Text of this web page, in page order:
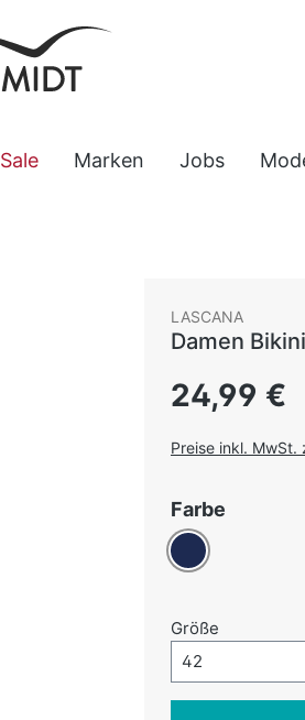
Sale Marken Jobs
LASCANA
Damen
Regulärer Preis:
24,99 €
Preise inkl. MwSt.
Farbe
Dunkelblau
Größe
Größe-
42